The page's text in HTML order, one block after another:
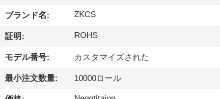
ビ
デ
私
ブランド名: ZKCS
証明: ROHS
モデル番号: カスタマイズされた
最小注文数量: 10000ロール